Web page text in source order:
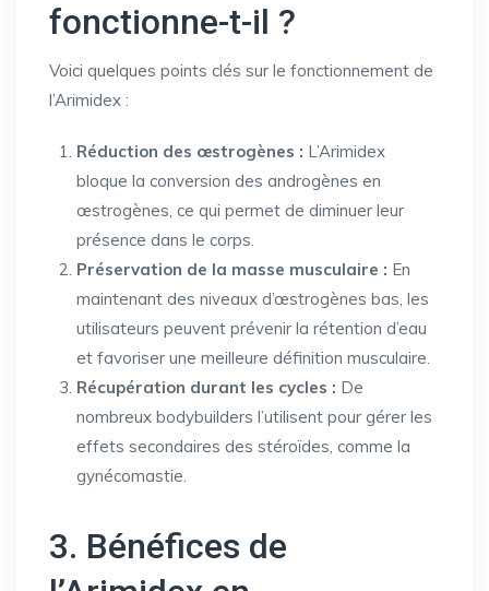
fonctionne-t-il ?
Voici quelques points clés sur le fonctionnement de
l’Arimidex :
Réduction des œstrogènes : L’Arimidex
bloque la conversion des androgènes en
œstrogènes, ce qui permet de diminuer leur
présence dans le corps.
Préservation de la masse musculaire : En
maintenant des niveaux d’œstrogènes bas, les
utilisateurs peuvent prévenir la rétention d’eau
et favoriser une meilleure définition musculaire.
Récupération durant les cycles : De
nombreux bodybuilders l’utilisent pour gérer les
effets secondaires des stéroïdes, comme la
gynécomastie.
3. Bénéfices de